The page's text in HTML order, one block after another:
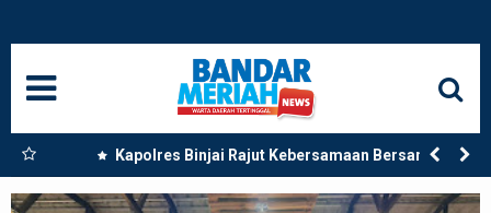
Kapolres Binjai Rajut Kebersamaan Bersama
Komunitas Ojek Online Kota Binjai
NASIONAL
SUMUT
MEDAN